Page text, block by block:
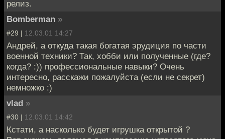
релиз.
Bomberman »
#29 | 12.03.01 14:27
Андрей, а откуда такая богатая эрудиция по части
военной техники? Так, хобби или полученные (где?
когда? :)) профессиональные навыки? Очень
интересно, расскажи пожалуйста (если не секрет)
немножко :)
vlad »
#30 | 12.03.01 14:42
Кстати, а насколько будет игрушка открытой ?